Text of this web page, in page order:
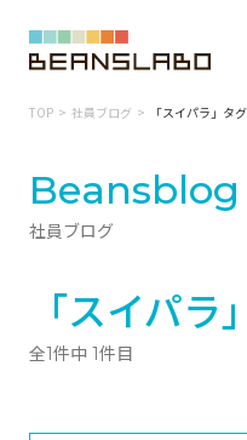
TOP 社員ブログ 「スイパラ」タ
Beansblog
社員ブログ
「スイパラ
全1件中 1件目